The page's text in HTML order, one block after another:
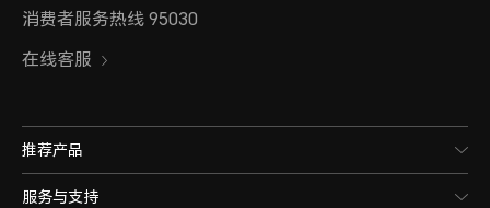
消费者服务热线 95030
在线客服
推荐产品
服务与支持